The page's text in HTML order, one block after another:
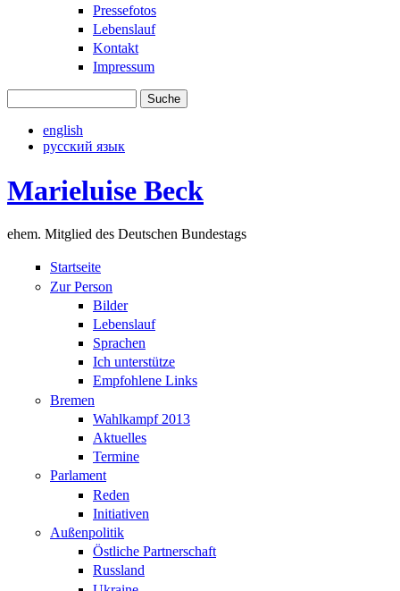
Pressefotos
Lebenslauf
Kontakt
Impressum
english
русский язык
Marieluise Beck
ehem. Mitglied des Deutschen Bundestags
Startseite
Zur Person
Bilder
Lebenslauf
Sprachen
Ich unterstütze
Empfohlene Links
Bremen
Wahlkampf 2013
Aktuelles
Termine
Parlament
Reden
Initiativen
Außenpolitik
Östliche Partnerschaft
Russland